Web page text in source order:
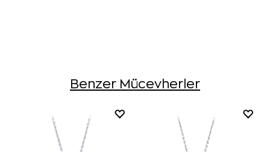
Benzer Mücevherler